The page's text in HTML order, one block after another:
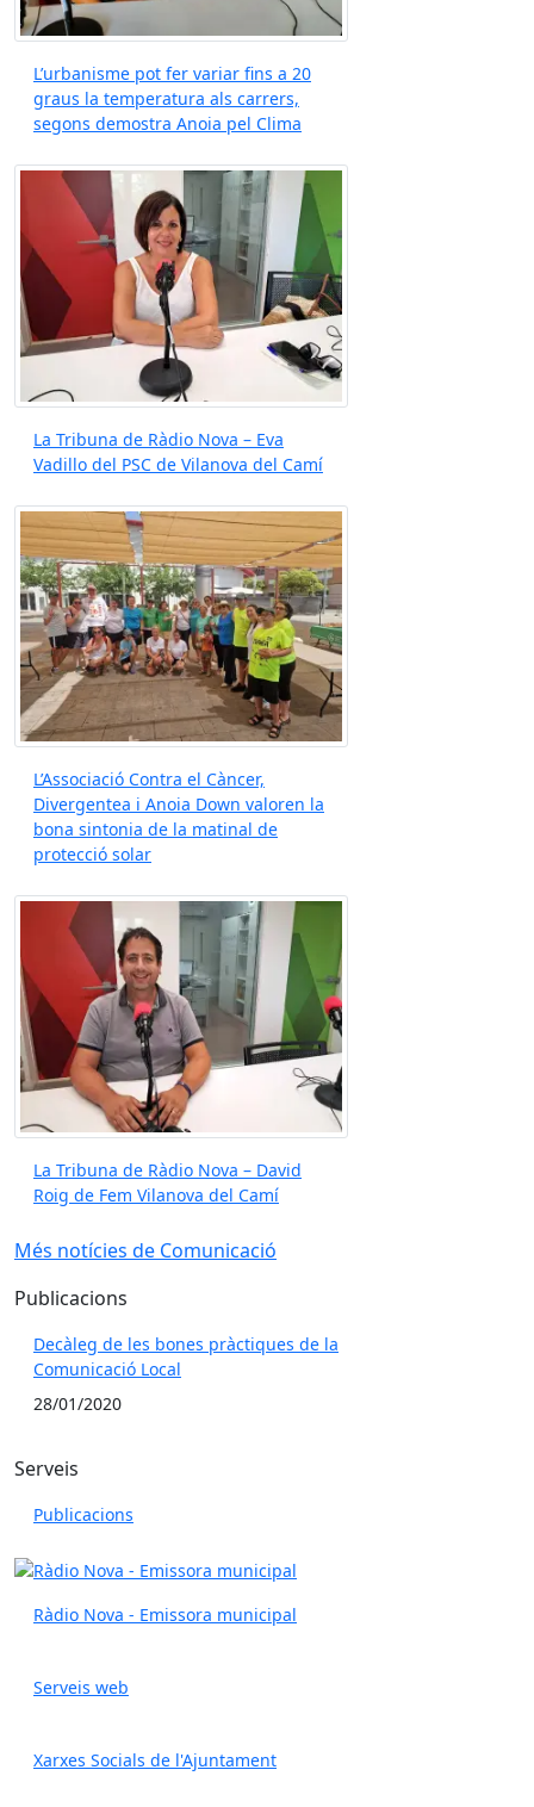
L’urbanisme pot fer variar fins a 20
graus la temperatura als carrers,
segons demostra Anoia pel Clima
La Tribuna de Ràdio Nova – Eva
Vadillo del PSC de Vilanova del Camí
L’Associació Contra el Càncer,
Divergentea i Anoia Down valoren la
bona sintonia de la matinal de
protecció solar
La Tribuna de Ràdio Nova – David
Roig de Fem Vilanova del Camí
Més notícies de Comunicació
Publicacions
Decàleg de les bones pràctiques de la
Comunicació Local
28/01/2020
Serveis
Publicacions
Ràdio Nova - Emissora municipal
Serveis web
Xarxes Socials de l'Ajuntament